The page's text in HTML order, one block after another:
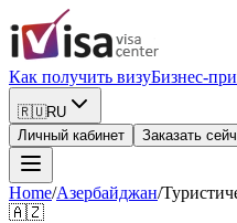
Как получить визуБизнес-
🇷🇺RU
Личный кабинет
Заказать
Home/Азербайджан/
🇦🇿